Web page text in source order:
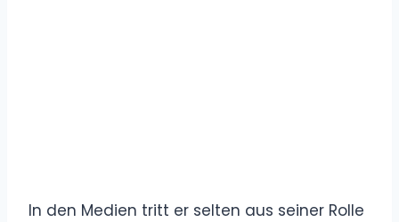
In den Medien tritt er selten aus seiner Rolle